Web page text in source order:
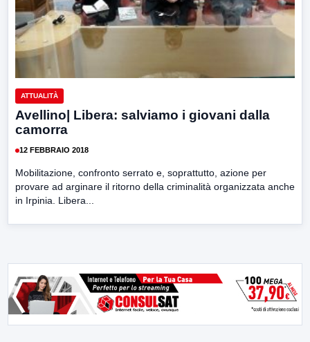
ATTUALITÀ
Avellino| Libera: salviamo i giovani dalla
camorra
12 FEBBRAIO 2018
Mobilitazione, confronto serrato e, soprattutto, azione per
provare ad arginare il ritorno della criminalità organizzata anche
in Irpinia. Libera...